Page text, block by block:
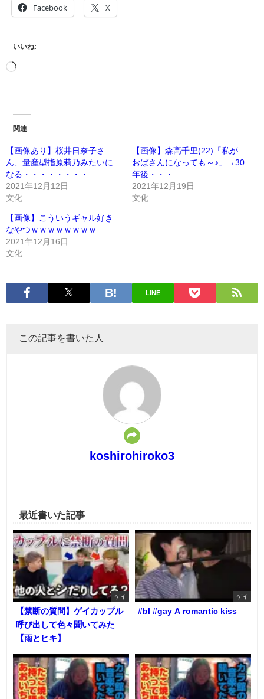
Facebook X
いいね:
関連
【画像あり】桜井日奈子さ
ん、量産型指原莉乃みたいに
なる・・・・・・・・
2021年12月12日
文化
【画像】森高千里(22)「私が
おばさんになっても～♪」→30
年後・・・
2021年12月19日
文化
【画像】こういうギャル好き
なやつｗｗｗｗｗｗｗｗ
2021年12月16日
文化
LINE
この記事を書いた人
koshirohiroko3
最近書いた記事
ゲイ
【禁断の質問】ゲイカップル
呼び出して色々聞いてみた
【雨とヒキ】
ゲイ
#bl #gay A romantic kiss